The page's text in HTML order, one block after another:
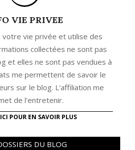
VIE PRIVEE
votre vie privée et utilise des
collectées ne sont pas
et elles ne sont pas vendues à
me permettent de savoir le
sur le blog. L'affiliation me
de l'entretenir.
POUR EN SAVOIR PLUS
DU BLOG